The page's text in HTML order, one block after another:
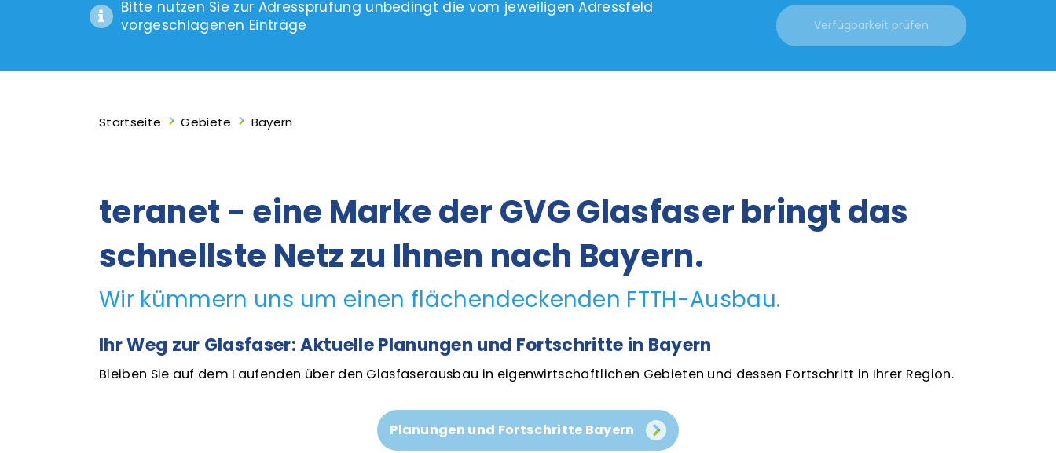
Bitte nutzen Sie zur Adressprüfung unbedingt die vom jeweiligen Adressfeld
vorgeschlagenen Einträge
Startseite Gebiete Bayern
teranet - eine Marke der GVG Glasfaser bringt das
schnellste Netz zu Ihnen nach Bayern.
Wir kümmern uns um einen flächendeckenden FTTH-Ausbau.
Ihr Weg zur Glasfaser: Aktuelle Planungen und Fortschritte in Bayern
Bleiben Sie auf dem Laufenden über den Glasfaserausbau in eigenwirtschaftlichen Gebieten und dessen Fortschritt in Ihrer Region.
Planungen und Fortschritte Bayern